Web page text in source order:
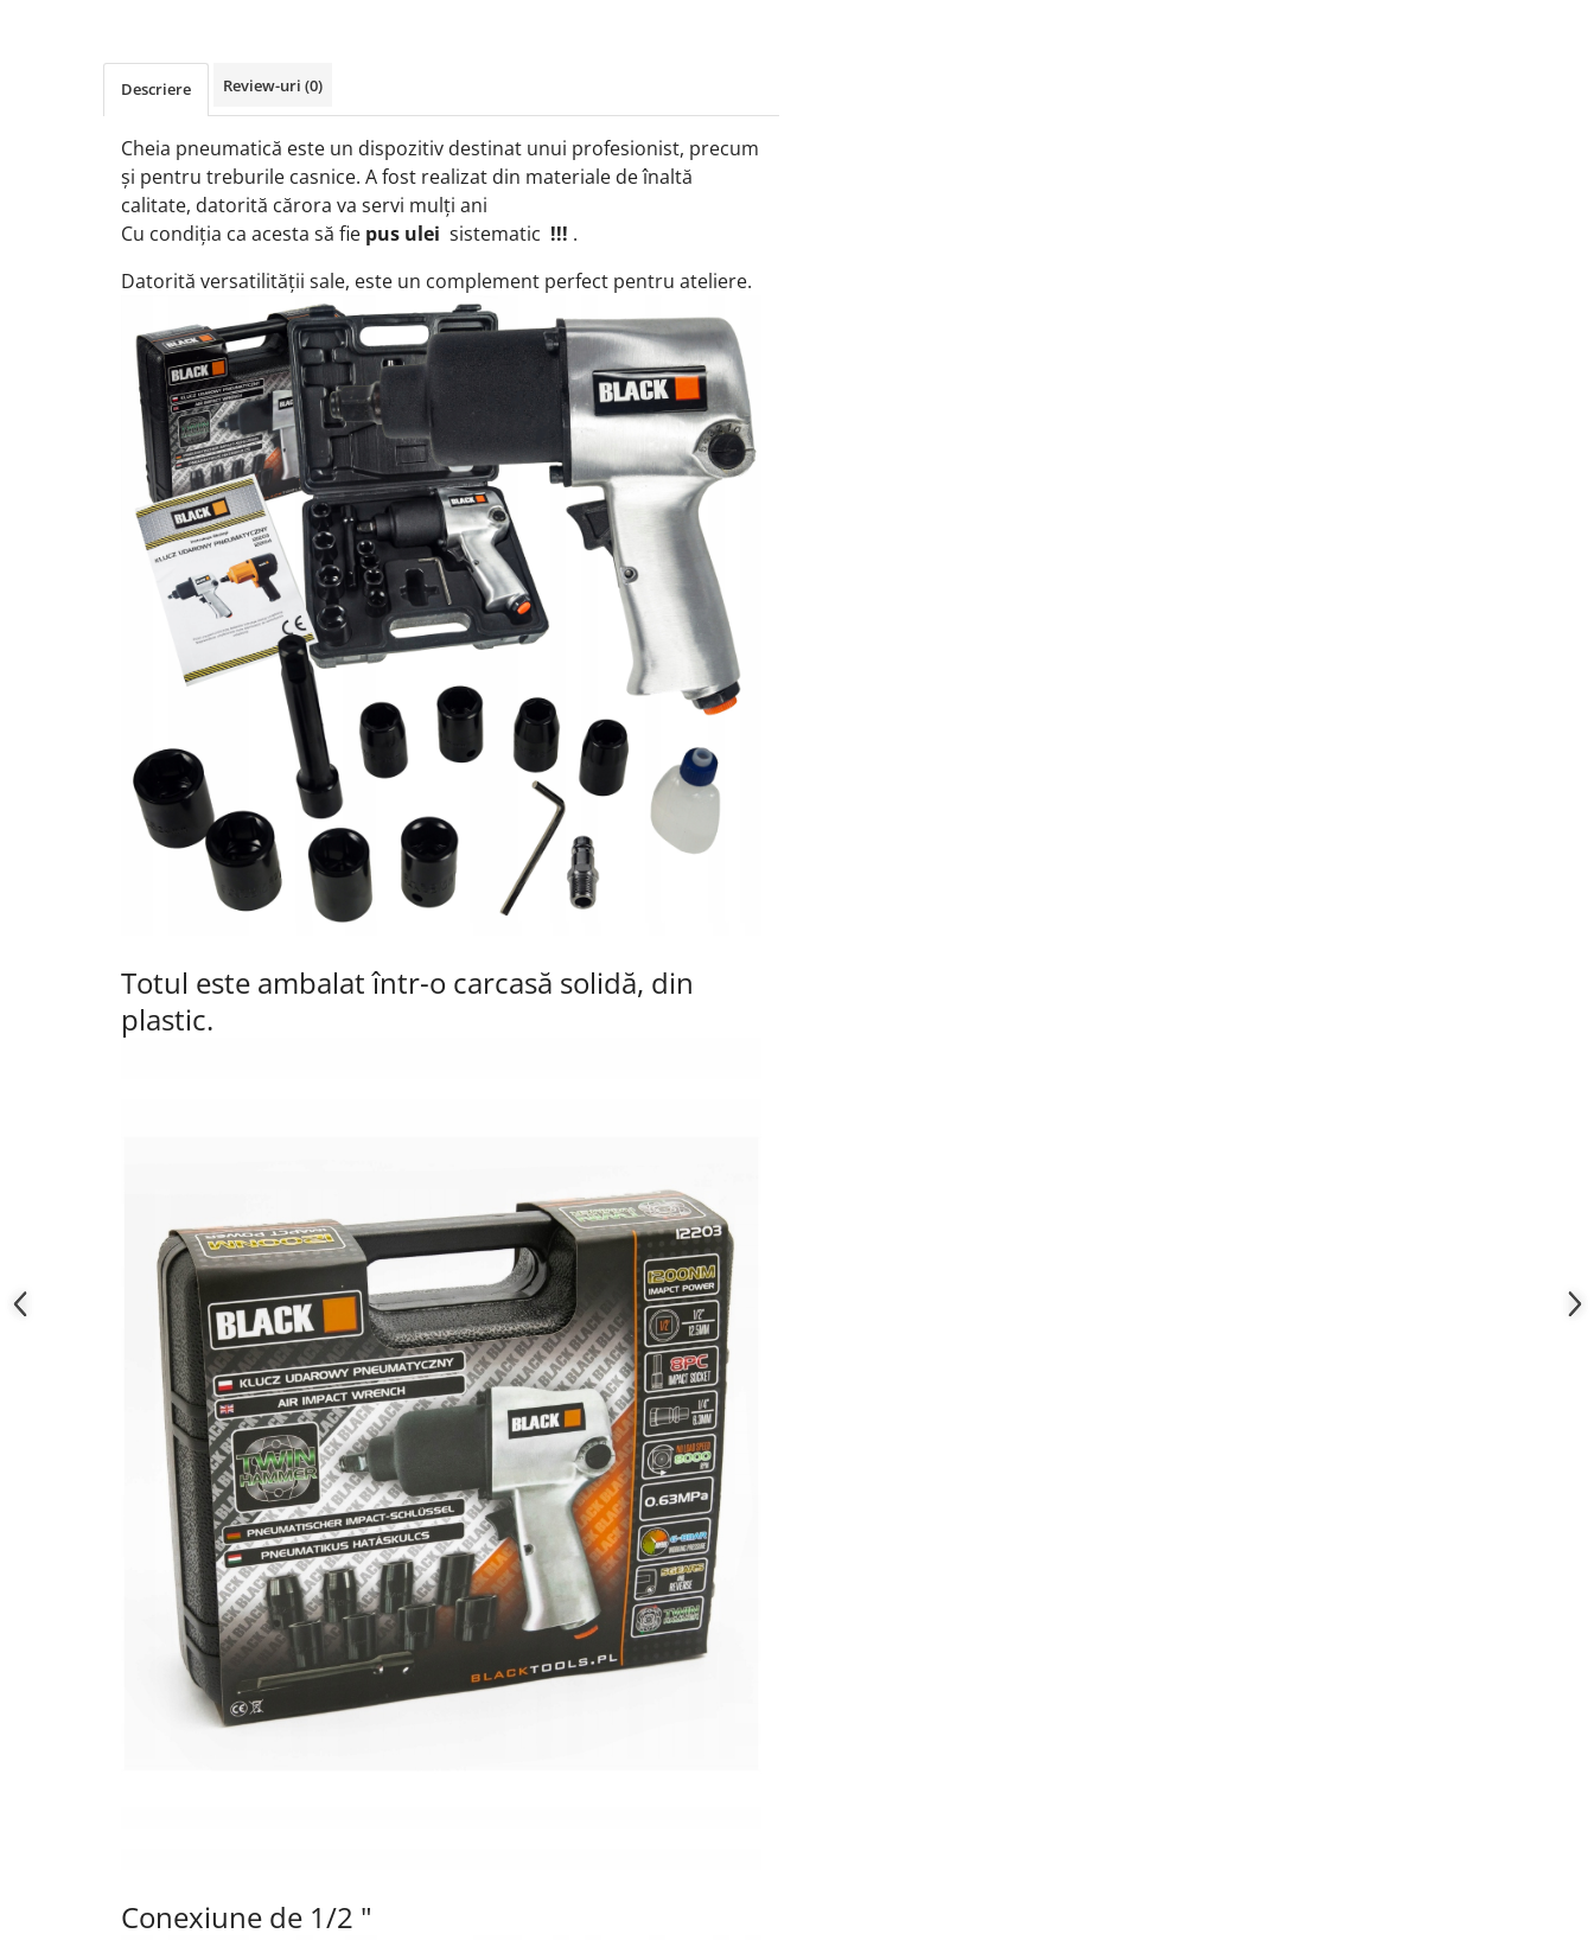
Scule Pneumatice
Suport motocicleta
Tunuri de caldura si aeroteme
Utilaje constructie
Descriere Review-uri (0)
Cheia pneumatică este un dispozitiv destinat unui profesionist, precum
și pentru treburile casnice. A fost realizat din materiale de înaltă
calitate, datorită cărora va servi mulți ani
Cu condiția ca acesta să fie pus ulei sistematic !!! .
Datorită versatilității sale, este un complement perfect pentru ateliere.
Totul este ambalat într-o carcasă solidă, din
plastic.
Conexiune de 1/2 "